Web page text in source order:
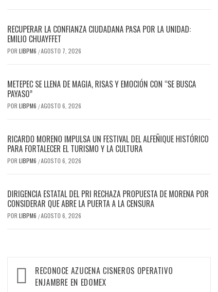
RECUPERAR LA CONFIANZA CIUDADANA PASA POR LA UNIDAD:
EMILIO CHUAYFFET
POR LIBPM6 /AGOSTO 7, 2026
METEPEC SE LLENA DE MAGIA, RISAS Y EMOCIÓN CON “SE BUSCA
PAYASO”
POR LIBPM6 /AGOSTO 6, 2026
RICARDO MORENO IMPULSA UN FESTIVAL DEL ALFEÑIQUE HISTÓRICO
PARA FORTALECER EL TURISMO Y LA CULTURA
POR LIBPM6 /AGOSTO 6, 2026
DIRIGENCIA ESTATAL DEL PRI RECHAZA PROPUESTA DE MORENA POR
CONSIDERAR QUE ABRE LA PUERTA A LA CENSURA
POR LIBPM6 /AGOSTO 6, 2026
RECONOCE AZUCENA CISNEROS OPERATIVO
ENJAMBRE EN EDOMEX